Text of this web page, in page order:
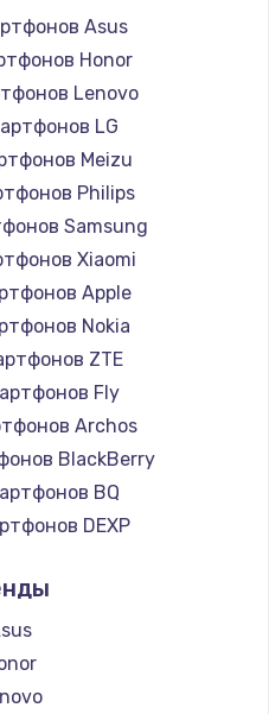
пыли
руб.
моста
руб.
питания
руб.
руб.
Asus
Honor
Lenovo
LG
Meizu
Philips
Samsung
Xiaomi
Apple
Nokia
ZTE
Fly
Archos
BlackBerry
BQ
DEXP
Ginzzu
Highscreen
Irbis
Kyocera